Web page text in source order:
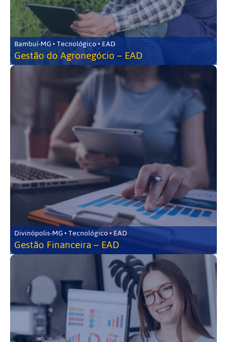
Bambuí-MG • Tecnológico • EAD
Gestão do Agronegócio – EAD
Divinópolis-MG • Tecnológico • EAD
Gestão Financeira – EAD